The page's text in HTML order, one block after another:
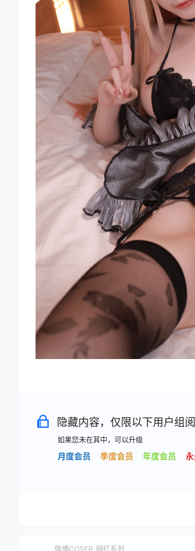
隐藏内容，仅限以下用户组
如果您未在其中，可以升级
月度会员 季度会员 年度会员
微博COSER 网红系列